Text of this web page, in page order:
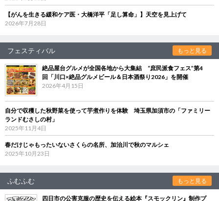
【がんを生きる緩和ケア医・大橋洋平「足し算命」】天空を見上げて
2026年7月28日
フェスティバル もっと見る
絶品屋台グルメが全国各地から大集結 “庶民派食フェス”第4
回「川口×絶品グルメビール＆日本酒祭り2026」を開催
2026年4月15日
自分で収穫した秋野菜を使って芋煮作りを体験 埼玉県加須市の「ファミリー
ランドむさしの村」
2025年11月4日
春だけじゃもったいないさくらの名所、加治川で秋のマルシェ
2025年10月23日
ふむふむ もっと見る
四日市の公害克服の歴史を伝える絵本『スモックリン』制作プ